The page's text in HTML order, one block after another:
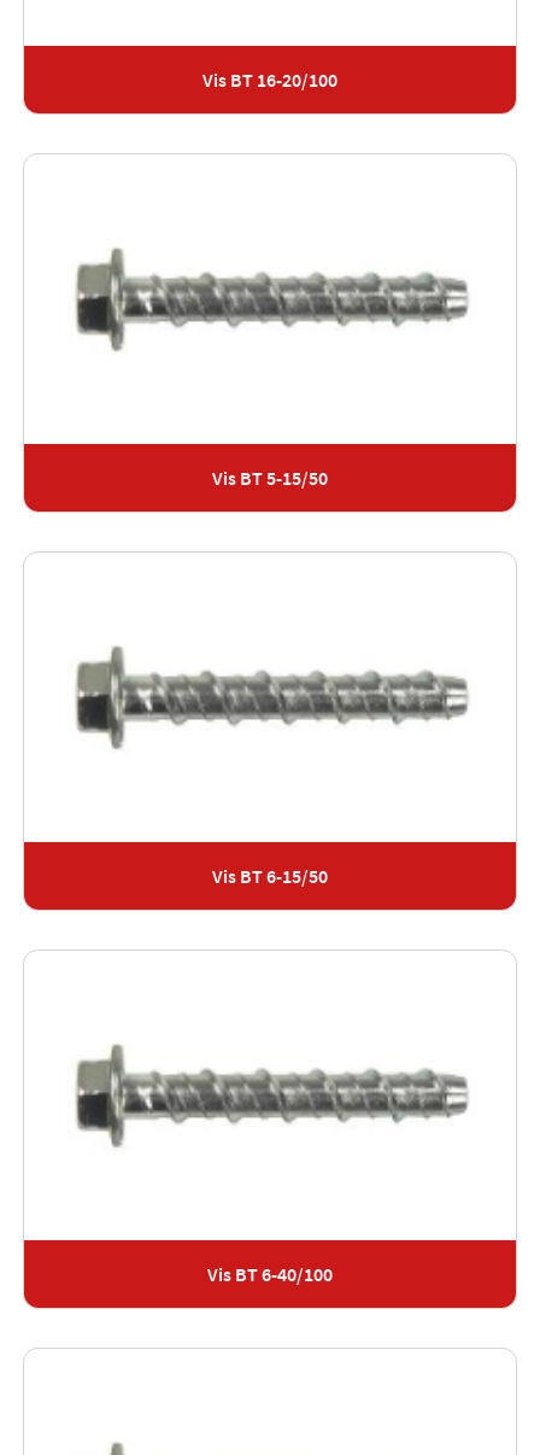
Vis BT 16-20/100
Vis BT 5-15/50
Vis BT 6-15/50
Vis BT 6-40/100